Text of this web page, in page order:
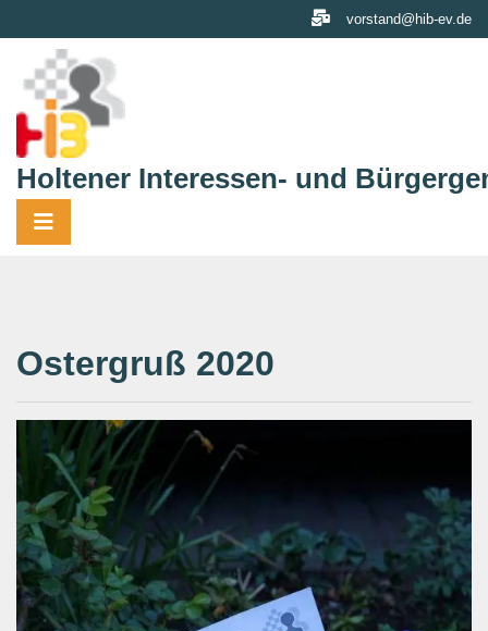
to
content
vorstand@hib-ev.de
Holtener Interessen- und
Ostergruß 2020